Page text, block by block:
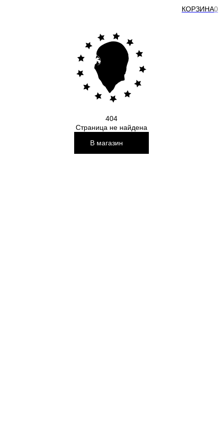
КОРЗИНА0
404
Страница не найдена
В магазин